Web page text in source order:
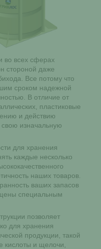
во всех сферах
стороной даже
Все потому что
сроком надежной
В отличие от
пластиковые
и действию
изначальную
для хранения
каждые несколько
наших товаров.
ваших запасов
специальным
позволяет
для хранения
продукции, такой
кислоты и щелочи,